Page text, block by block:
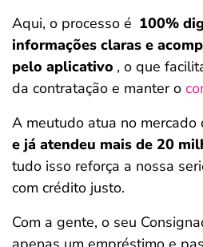
Aqui, o processo é 100%
informações claras e
pelo aplicativo , o que
da contratação e manter o
A meutudo atua no mercado
e já atendeu mais de 20
tudo isso reforça a nossa
com crédito justo.
Com a gente, o seu